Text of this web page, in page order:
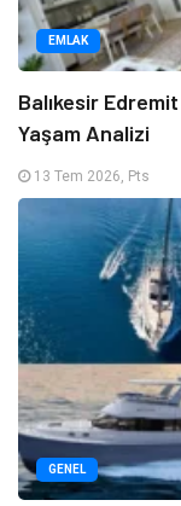
EMLAK
Balıkesir
Yaşam Analizi
13 Tem 2026, Pts
GENEL